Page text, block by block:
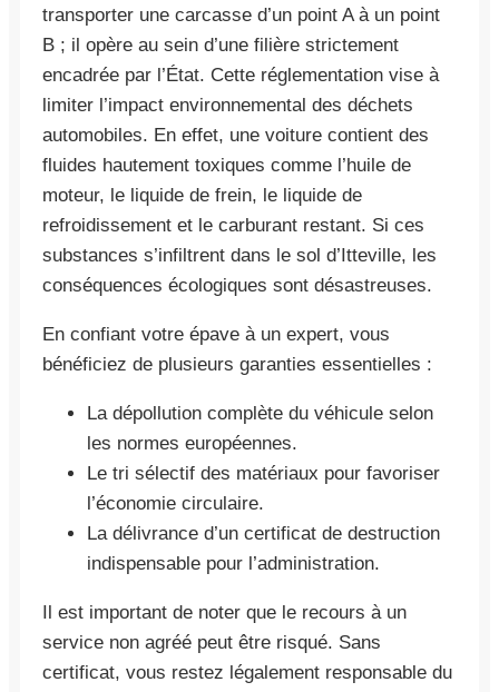
transporter une carcasse d’un point A à un point
B ; il opère au sein d’une filière strictement
encadrée par l’État. Cette réglementation vise à
limiter l’impact environnemental des déchets
automobiles. En effet, une voiture contient des
fluides hautement toxiques comme l’huile de
moteur, le liquide de frein, le liquide de
refroidissement et le carburant restant. Si ces
substances s’infiltrent dans le sol d’Itteville, les
conséquences écologiques sont désastreuses.
En confiant votre épave à un expert, vous
bénéficiez de plusieurs garanties essentielles :
La dépollution complète du véhicule selon
les normes européennes.
Le tri sélectif des matériaux pour favoriser
l’économie circulaire.
La délivrance d’un certificat de destruction
indispensable pour l’administration.
Il est important de noter que le recours à un
service non agréé peut être risqué. Sans
certificat, vous restez légalement responsable du